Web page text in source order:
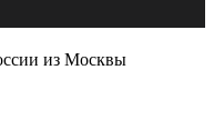
из Москвы